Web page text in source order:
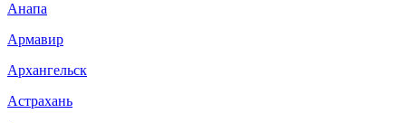
Анапа
Армавир
Архангельск
Астрахань